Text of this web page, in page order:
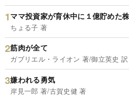
ママ投資家が育休中に１億貯めた
ちょる子 著
筋肉が全て
ガブリエル・ライオン 著/御立英史 訳
嫌われる勇気
岸見一郎 著/古賀史健 著